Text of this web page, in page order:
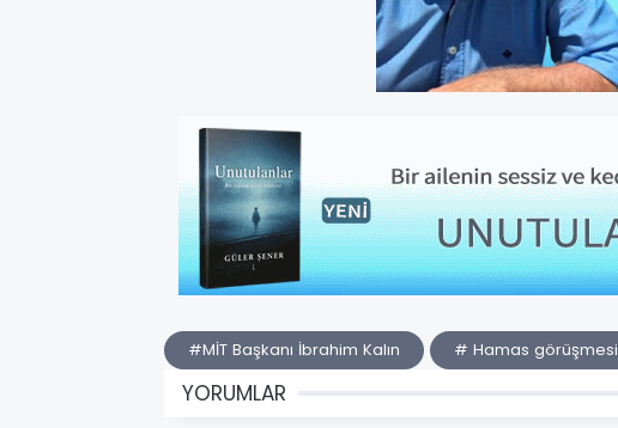
#MİT Başkanı İbrahim Kalın # Hamas görüşmesi
YORUMLAR